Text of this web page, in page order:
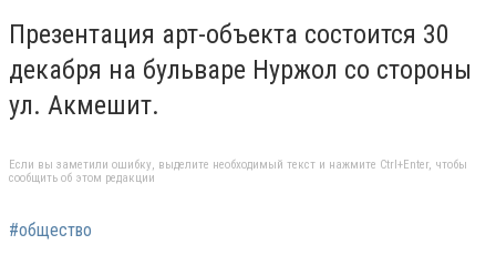
Презентация арт-объекта состоится 30
декабря на бульваре Нуржол со стороны
ул. Акмешит.
Если вы заметили ошибку, выделите необходимый текст и нажмите Ctrl+Enter, чтобы
сообщить об этом редакции
#общество